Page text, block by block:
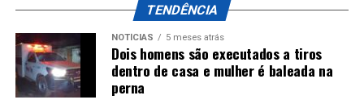
TENDÊNCIA
NOTÍCIAS 5 meses atrás
Dois homens são executados a tiros
dentro de casa e mulher é baleada na
perna